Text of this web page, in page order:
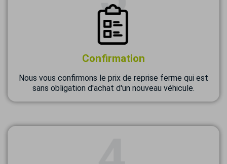
Confirmation
Nous vous confirmons le prix de reprise ferme qui est
sans obligation d'achat d'un nouveau véhicule.